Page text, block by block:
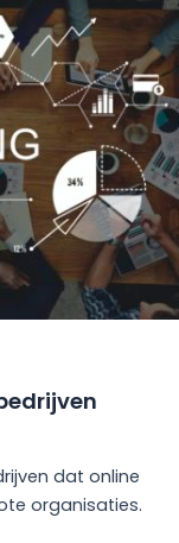
dat online
organisaties.